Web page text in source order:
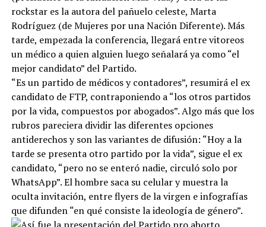
rockstar es la autora del pañuelo celeste, Marta
Rodríguez (de Mujeres por una Nación Diferente). Más
tarde, empezada la conferencia, llegará entre vitoreos
un médico a quien alguien luego señalará ya como “el
mejor candidato” del Partido.
“Es un partido de médicos y contadores”, resumirá el ex
candidato de FTP, contraponiendo a “los otros partidos
por la vida, compuestos por abogados”. Algo más que los
rubros pareciera dividir las diferentes opciones
antiderechos y son las variantes de difusión: “Hoy a la
tarde se presenta otro partido por la vida”, sigue el ex
candidato, “pero no se enteró nadie, circuló solo por
WhatsApp”. El hombre saca su celular y muestra la
oculta invitación, entre flyers de la virgen e infografías
que difunden “en qué consiste la ideología de género”.